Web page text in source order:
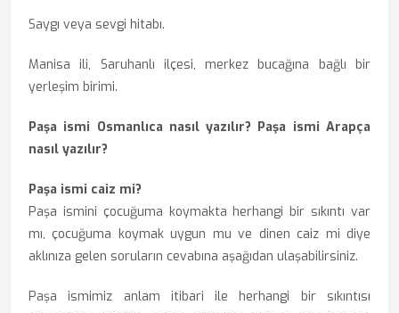
Saygı veya sevgi hitabı.
Manisa ili, Saruhanlı ilçesi, merkez bucağına bağlı bir
yerleşim birimi.
Paşa ismi Osmanlıca nasıl yazılır? Paşa ismi Arapça
nasıl yazılır?
Paşa ismi caiz mi?
Paşa ismini çocuğuma koymakta herhangi bir sıkıntı var
mı, çocuğuma koymak uygun mu ve dinen caiz mi diye
aklınıza gelen soruların cevabına aşağıdan ulaşabilirsiniz.
Paşa ismimiz anlam itibari ile herhangi bir sıkıntısı